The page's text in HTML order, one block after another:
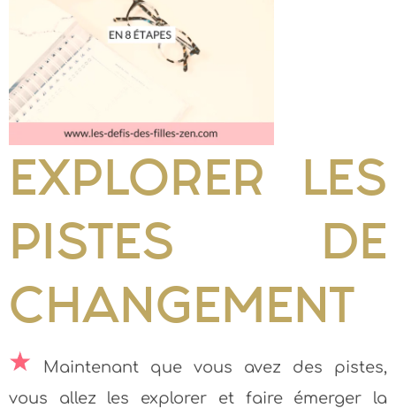
EXPLORER LES
PISTES DE
CHANGEMENT
Maintenant que vous avez des pistes,
vous allez les explorer et faire émerger la